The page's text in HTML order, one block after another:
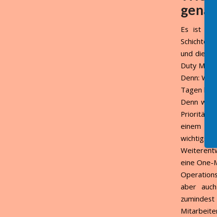
Es ist
Schichten
und die
Duty
Denn:
Tagen
Denn
Priorität.
einem
eine One-
aber